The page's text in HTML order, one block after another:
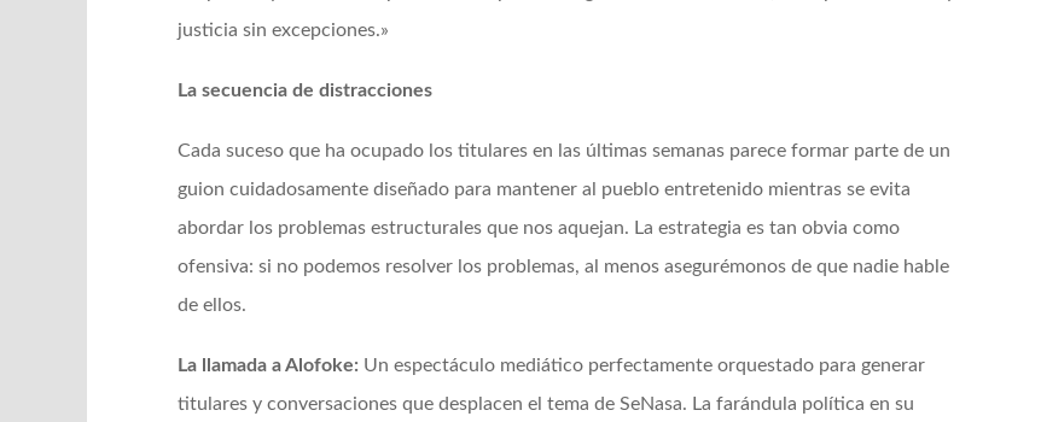
justicia sin excepciones.»
La secuencia de distracciones
Cada suceso que ha ocupado los titulares en las últimas semanas parece formar parte de un
guion cuidadosamente diseñado para mantener al pueblo entretenido mientras se evita
abordar los problemas estructurales que nos aquejan. La estrategia es tan obvia como
ofensiva: si no podemos resolver los problemas, al menos asegurémonos de que nadie hable
de ellos.
La llamada a Alofoke: Un espectáculo mediático perfectamente orquestado para generar
titulares y conversaciones que desplacen el tema de SeNasa. La farándula política en su